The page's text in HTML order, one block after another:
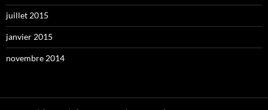
juillet 2015
janvier 2015
novembre 2014